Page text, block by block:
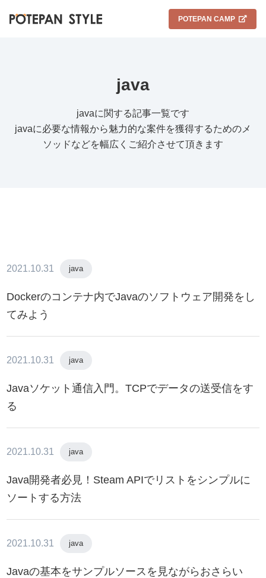
POTEPAN CAMP
java
javaに関する記事一覧です
javaに必要な情報から魅力的な案件を獲得するためのメ
ソッドなどを幅広くご紹介させて頂きます
2021.10.31 java
Dockerのコンテナ内でJavaのソフトウェア開発をし
てみよう
2021.10.31 java
Javaソケット通信入門。TCPでデータの送受信をす
る
2021.10.31 java
Java開発者必見！Steam APIでリストをシンプルに
ソートする方法
2021.10.31 java
Javaの基本をサンプルソースを見ながらおさらい